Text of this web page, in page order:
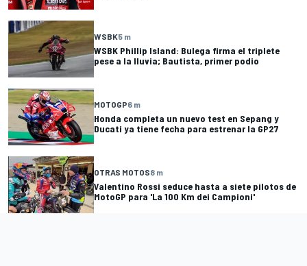
WSBK5 m
WSBK Phillip Island: Bulega firma el triplete
pese a la lluvia; Bautista, primer podio
MOTOGP6 m
Honda completa un nuevo test en Sepang y
Ducati ya tiene fecha para estrenar la GP27
OTRAS MOTOS8 m
Valentino Rossi seduce hasta a siete pilotos de
MotoGP para 'La 100 Km dei Campioni'